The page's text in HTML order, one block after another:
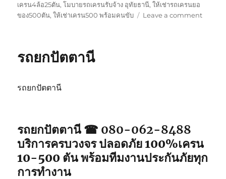
เครน4ล้อ25ตัน,โมบายรถเครนรับจ้าง อุทัยธานี,ให้เช่ารถเครนยอ
ของ500ตัน,ให้เช่าเครน500 พร้อมคนขับ Leave a commenton
รถยกปัตตานี
รถยกปัตตานี
รถยกปัตตานี ☎ 080-062-8488
บริการครบวงจร ปลอดภัย 100%เครน
10-500 ตัน พร้อมทีมงานประกันภัยทุก
การทำงาน